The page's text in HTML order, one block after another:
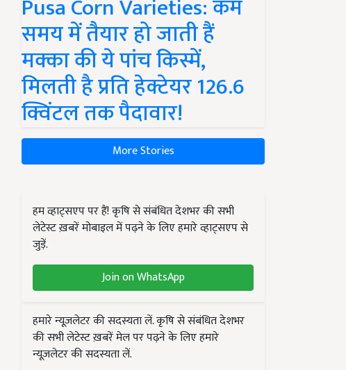
Pusa Corn Varieties: कम
समय में तैयार हो जाती हैं
मक्का की ये पांच किस्में,
मिलती है प्रति हेक्टेयर 126.6
क्विंटल तक पैदावार!
More Stories
हम व्हाट्सएप पर हैं! कृषि से संबंधित देशभर की सभी
लेटेस्ट ख़बरें मोबाइल में पढ़ने के लिए हमारे व्हाट्सएप से
जुड़ें.
Join on WhatsApp
हमारे न्यूज़लेटर की सदस्यता लें. कृषि से संबंधित देशभर
की सभी लेटेस्ट ख़बरें मेल पर पढ़ने के लिए हमारे
न्यूज़लेटर की सदस्यता लें.